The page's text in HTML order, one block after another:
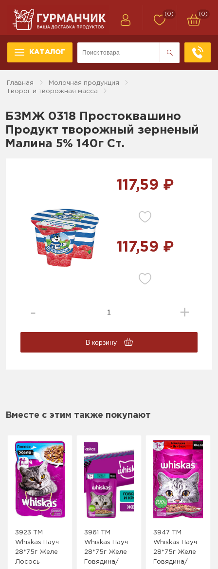
КАТАЛОГ
(0) (0)
Главная
Молочная продукция
Творог и творожная масса
БЗМЖ 0318 Простоквашино
Продукт творожный зерненый
Малина 5% 140г Ст.
117,59 ₽
117,59 ₽
В корзину
Вместе с этим также покупают
3923 ТМ
Whiskas Пауч
28*75г Желе
Лосось
3961 ТМ
Whiskas Пауч
28*75г Желе
Говядина/
3947 ТМ
Whiskas Пауч
28*75г Желе
Говядина/